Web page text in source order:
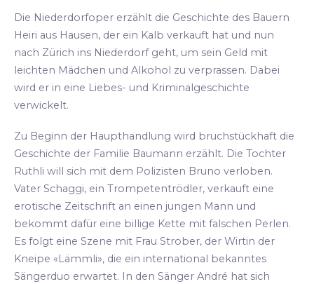
Die Niederdorfoper erzählt die Geschichte des Bauern
Heiri aus Hausen, der ein Kalb verkauft hat und nun
nach Zürich ins Niederdorf geht, um sein Geld mit
leichten Mädchen und Alkohol zu verprassen. Dabei
wird er in eine Liebes- und Kriminalgeschichte
verwickelt.
Zu Beginn der Haupthandlung wird bruchstückhaft die
Geschichte der Familie Baumann erzählt. Die Tochter
Ruthli will sich mit dem Polizisten Bruno verloben.
Vater Schaggi, ein Trompetentrödler, verkauft eine
erotische Zeitschrift an einen jungen Mann und
bekommt dafür eine billige Kette mit falschen Perlen.
Es folgt eine Szene mit Frau Strober, der Wirtin der
Kneipe «Lämmli», die ein international bekanntes
Sängerduo erwartet. In den Sänger André hat sich